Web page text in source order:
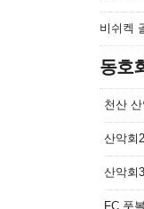
비쉬켁
동호
천산 산
산악회2
산악회3
FC 풋